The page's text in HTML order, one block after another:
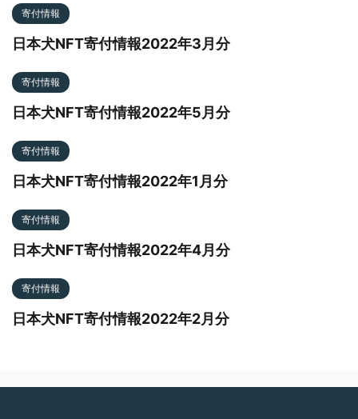
寄付情報
日本犬NFT寄付情報2022年3月分
寄付情報
日本犬NFT寄付情報2022年5月分
寄付情報
日本犬NFT寄付情報2022年1月分
寄付情報
日本犬NFT寄付情報2022年4月分
寄付情報
日本犬NFT寄付情報2022年2月分